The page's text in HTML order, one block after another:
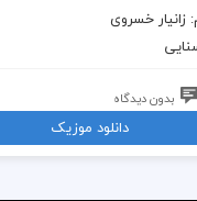
خسروی
بدون دیدگاه
دانلود موزیک